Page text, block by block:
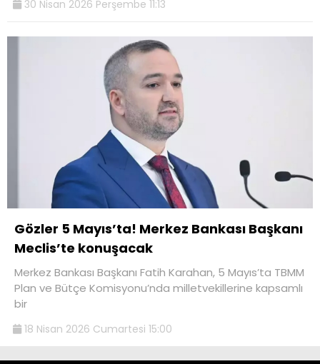
30 Nisan 2026 Perşembe 11:13
Gözler 5 Mayıs’ta! Merkez Bankası Başkanı
Meclis’te konuşacak
Merkez Bankası Başkanı Fatih Karahan, 5 Mayıs’ta TBMM
Plan ve Bütçe Komisyonu’nda milletvekillerine kapsamlı
bir
18 Nisan 2026 Cumartesi 15:00